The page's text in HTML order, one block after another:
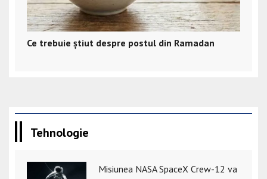
Ce trebuie știut despre postul din Ramadan
Tehnologie
Misiunea NASA SpaceX Crew-12 va